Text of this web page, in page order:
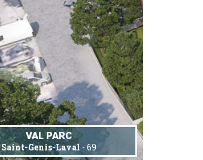
VAL PARC
Saint-Genis-Laval - 69